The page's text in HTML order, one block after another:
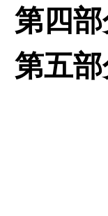
第四
第五